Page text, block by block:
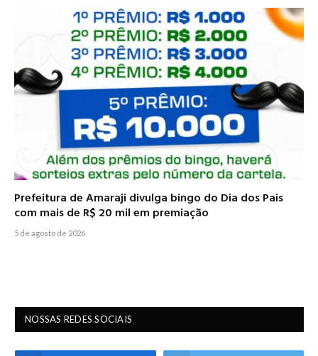
Prefeitura de Amaraji divulga bingo do Dia dos Pais
com mais de R$ 20 mil em premiação
5 de agosto de 2026
NOSSAS REDES SOCIAIS